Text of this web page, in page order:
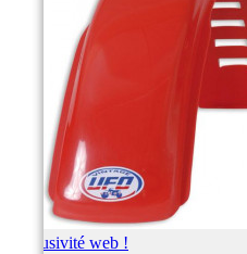
Exclusivité web !